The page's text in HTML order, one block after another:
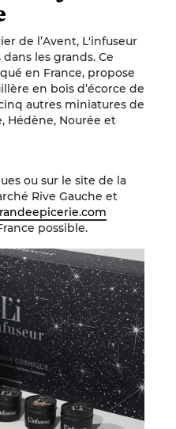
de l’Avent, L'infuseur
les grands. Ce
en France, propose
en bois d’écorce de
autres miniatures de
Hédène, Nourée et
ou sur le site de la
Rive Gauche et
possible.